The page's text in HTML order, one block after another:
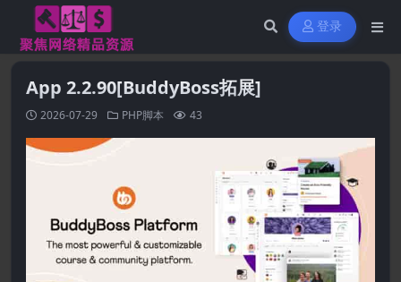
登录
App 2.2.90[BuddyBoss拓展]
2026-07-29 PHP脚本 43